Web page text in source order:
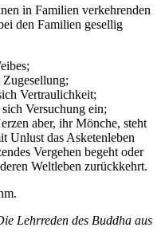
in Familien verkehrenden
den Familien gesellig
Vertraulichkeit;
Versuchung ein;
aber, ihr Mönche, steht
Unlust das Asketenleben
Vergehen begeht oder
Weltleben zurückkehrt.
Lehrreden des Buddha aus